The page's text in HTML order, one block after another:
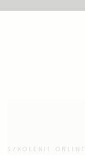
SZKOLENIE ONLINE